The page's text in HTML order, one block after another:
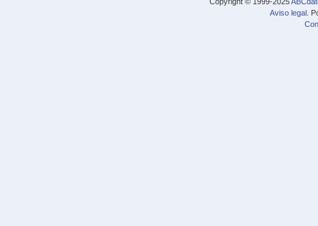
Aviso legal .